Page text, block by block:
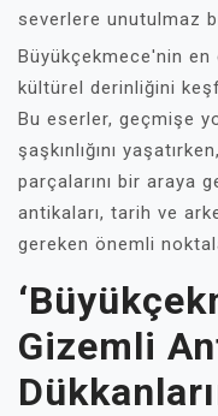
severlere unutulmaz
Büyükçekmece'nin
kültürel derinliğini
Bu eserler, geçmişe
şaşkınlığını
parçalarını bir araya
antikaları, tarih ve
gereken önemli
Gizemli